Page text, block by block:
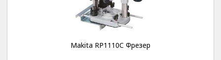
Makita RP1110C Фрезер